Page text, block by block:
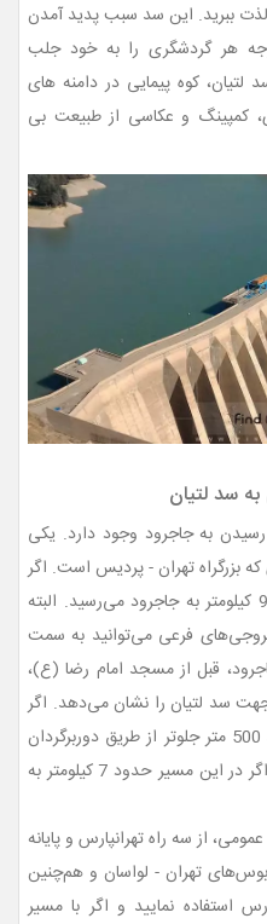
لذت ببرید. این سد سبب پدید آمدن
هر گردشگری را به خود جلب
لتیان، کوه پیمایی در دامنه های
کمپینگ و عکاسی از طبیعت بی
سد لتیان
رسیدن به جاجرود وجود دارد. یکی
بزرگراه تهران - پردیس است. اگر
از جاده‌ی قدیم بروید، بعد از حدود 9 کیلومتر به جاجرود می‌رسید. البته
خروجی‌های فرعی می‌توانید به سمت
قبل از مسجد امام رضا (ع)،
سد لتیان را نشان می‌دهد. اگر
از خودروی شخصی استفاده می‌کنید، 500 متر جلوتر از طریق دوربرگردان
خود را به ابتدای این مسیر برسانید. اگر در این مسیر حدود 7 کیلومتر به
از سه راه تهرانپارس و پایانه
تهران - لواسان و هم‌چنین
استفاده نمایید و اگر با مسیر